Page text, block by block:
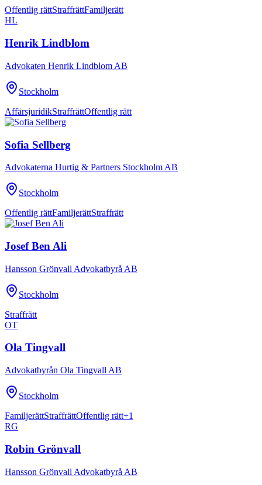
Offentlig rättStraffrättFamiljerätt
HL
Henrik Lindblom
Advokaten Henrik Lindblom AB
Stockholm
AffärsjuridikStraffrättOffentlig rätt
Sofia Sellberg
Advokaterna Hurtig & Partners Stockholm AB
Stockholm
Offentlig rättFamiljerättStraffrätt
Josef Ben Ali
Hansson Grönvall Advokatbyrå AB
Stockholm
Straffrätt
OT
Ola Tingvall
Advokatbyrån Ola Tingvall AB
Stockholm
FamiljerättStraffrättOffentlig rätt+1
RG
Robin Grönvall
Hansson Grönvall Advokatbyrå AB